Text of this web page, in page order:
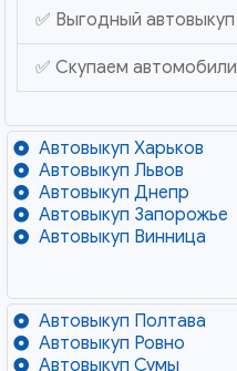
✅ Выгодный автовыкуп
✅ Скупаем автомобили
Автовыкуп Харьков
Автовыкуп Львов
Автовыкуп Днепр
Автовыкуп Запорожье
Автовыкуп Винница
Автовыкуп Полтава
Автовыкуп Ровно
Автовыкуп Сумы